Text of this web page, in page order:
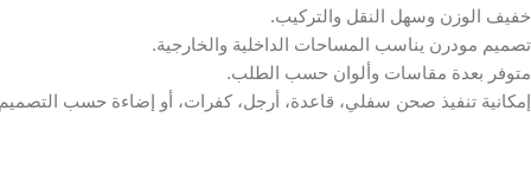
خفيف الوزن وسهل النقل والتركيب.
تصميم مودرن يناسب المساحات الداخلية والخارجية.
متوفر بعدة مقاسات وألوان حسب الطلب.
إمكانية تنفيذ صحن سفلي، قاعدة، أرجل، كفرات، أو إضاءة حسب